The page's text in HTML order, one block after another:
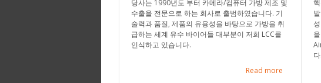
당사는 1990년도 부터 카메라/컴퓨터 가방 제조 및
수출을 전문으로 하는 회사로 출범하였습니다. 기
술력과 품질, 제품의 유용성을 바탕으로 가방을 취
급하는 세계 유수 바이어들 대부분이 저희 LCC를
인식하고 있습니다.
Read more
다.